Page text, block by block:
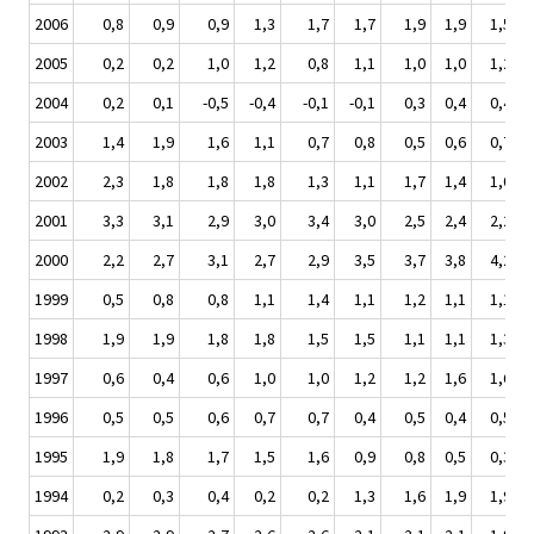
2006
0,8 0,9 0,9 1,3 1,7 1,7 1,9 1,9
1,5
2005
0,2 0,2 1,0 1,2 0,8 1,1 1,0 1,0
1,2
2004
0,2 0,1 -0,5 -0,4 -0,1 -0,1 0,3 0,4
0,4
2003
1,4 1,9 1,6 1,1 0,7 0,8 0,5 0,6
0,7
2002
2,3 1,8 1,8 1,8 1,3 1,1 1,7 1,4
1,0
2001
3,3 3,1 2,9 3,0 3,4 3,0 2,5 2,4
2,2
2000
2,2 2,7 3,1 2,7 2,9 3,5 3,7 3,8
4,2
1999
0,5 0,8 0,8 1,1 1,4 1,1 1,2 1,1
1,1
1998
1,9 1,9 1,8 1,8 1,5 1,5 1,1 1,1
1,3
1997
0,6 0,4 0,6 1,0 1,0 1,2 1,2 1,6
1,6
1996
0,5 0,5 0,6 0,7 0,7 0,4 0,5 0,4
0,5
1995
1,9 1,8 1,7 1,5 1,6 0,9 0,8 0,5
0,3
1994
0,2 0,3 0,4 0,2 0,2 1,3 1,6 1,9
1,9